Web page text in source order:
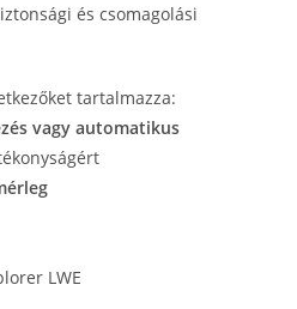
és csomagolási
tartalmazza:
vagy automatikus
LWE